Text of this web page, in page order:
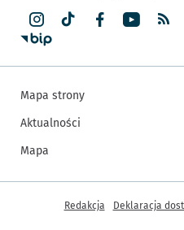
Mapa strony
Aktualności
Mapa
Inne informacje
Redakcja Deklaracja